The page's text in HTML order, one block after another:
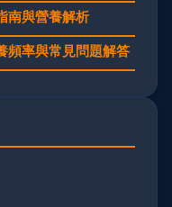
南與營養解析
頻率與常見問題解答